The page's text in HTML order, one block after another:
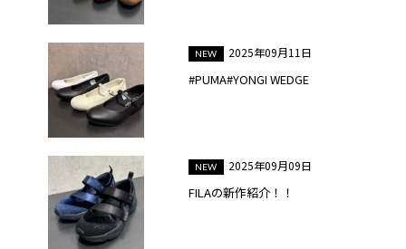
2025年09月11日
#PUMA#YONGI WEDGE
2025年09月09日
FILAの新作紹介！！